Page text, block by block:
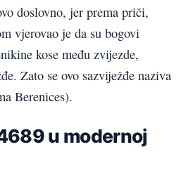
doslovno, jer prema priči,
vjerovao je da su bogovi
kose među zvijezde,
Zato se ovo sazviježđe naziva
Berenices).
u modernoj